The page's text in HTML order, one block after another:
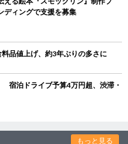
ィングで支援を募集
品値上げ、約3年ぶりの多さに
宿泊ドライブ予算4万円超、渋滞・
もっと見る